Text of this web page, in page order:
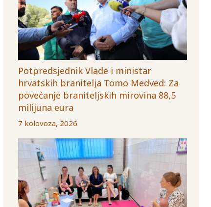
Potpredsjednik Vlade i ministar
hrvatskih branitelja Tomo Medved: Za
povećanje braniteljskih mirovina 88,5
milijuna eura
7 kolovoza, 2026